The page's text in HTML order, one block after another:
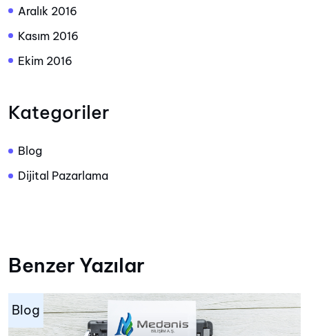
Aralık 2016
Kasım 2016
Ekim 2016
Kategoriler
Blog
Dijital Pazarlama
Benzer Yazılar
Blog